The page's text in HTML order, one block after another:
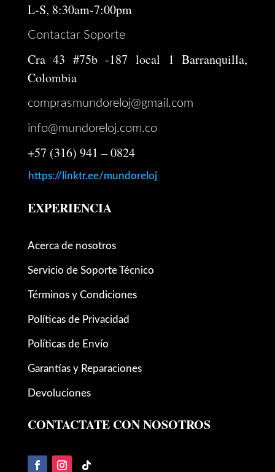
L-S, 8:30am-7:00pm
Contactar Soporte
Cra 43 #75b -187 local 1 Barranquilla,
Colombia
comprasmundoreloj@gmail.com
info@mundoreloj.com.co
+57 (316) 941 – 0824
https://linktr.ee/mundoreloj
EXPERIENCIA
Acerca de nosotros
Servicio de Soporte Técnico
Términos y Condiciones
Políticas de Privacidad
Políticas de Envío
Garantías y Reparaciones
Devoluciones
CONTACTATE CON NOSOTROS